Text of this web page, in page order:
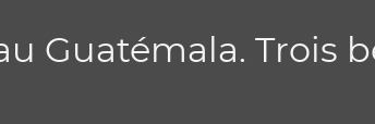
Guatémala. Trois